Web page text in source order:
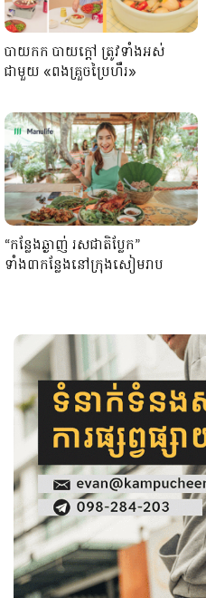
បាយកក បាយក្ដៅ ត្រូវទាំងអស់
ជាមួយ «ពងគ្រួចប្រៃហឹរ»
“កន្លែងឆ្ងាញ់ រសជាតិប្លែក”
ទាំង៣កន្លែងនៅក្រុងសៀមរាប